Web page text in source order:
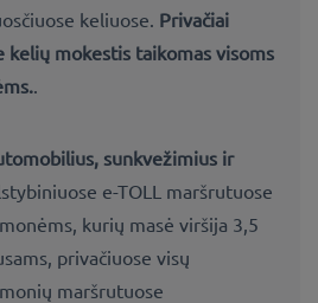
keliuose. Privačiai
kelių mokestis taikomas visoms
.
sunkvežimius ir
e-TOLL maršrutuose
kurių masė viršija 3,5
privačiuose visų
maršrutuose